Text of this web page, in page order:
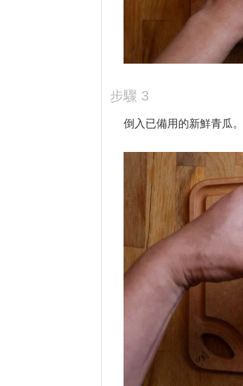
3
倒入已備用的新鮮青瓜。